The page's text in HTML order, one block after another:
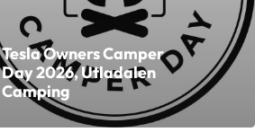
Tesla Owners Camper
Day 2026, Utladalen
Camping